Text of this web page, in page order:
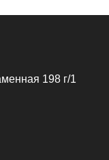
198 г/1